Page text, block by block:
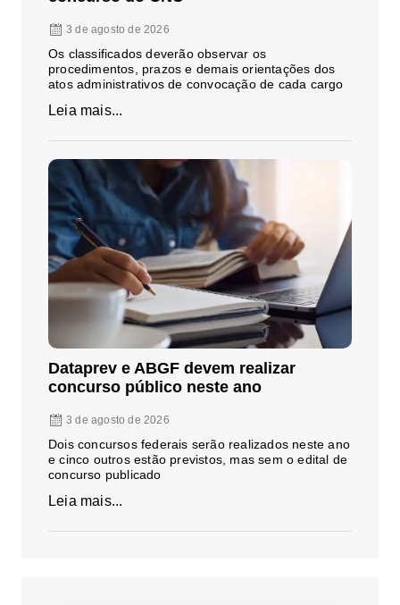
3 de agosto de 2026
Os classificados deverão observar os
procedimentos, prazos e demais orientações dos
atos administrativos de convocação de cada cargo
Leia mais...
Dataprev e ABGF devem realizar
concurso público neste ano
3 de agosto de 2026
Dois concursos federais serão realizados neste ano
e cinco outros estão previstos, mas sem o edital de
concurso publicado
Leia mais...